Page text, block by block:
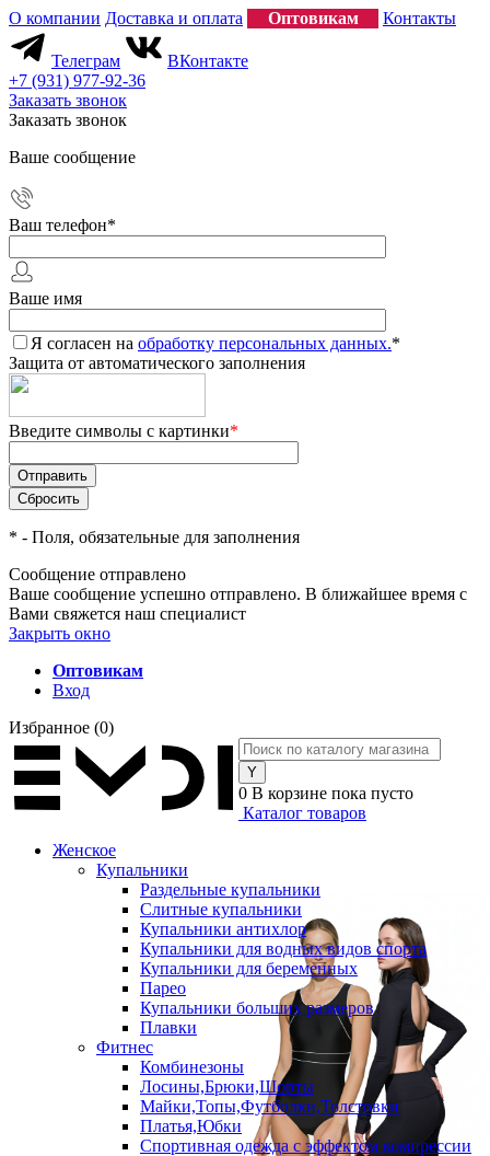
О компании Доставка и оплата Оптовикам Контакты
Телеграм
ВКонтакте
+7 (931) 977-92-36
Заказать звонок
Заказать звонок
Ваше сообщение
Ваш телефон*
Ваше имя
Я согласен на обработку персональных данных.*
Защита от автоматического заполнения
Введите символы с картинки*
* - Поля, обязательные для заполнения
Сообщение отправлено
Ваше сообщение успешно отправлено. В ближайшее время с
Вами свяжется наш специалист
Закрыть окно
Оптовикам
Вход
Избранное (0)
0 В корзине пока пусто
Каталог товаров
Женское
Купальники
Раздельные купальники
Слитные купальники
Купальники антихлор
Купальники для водных видов спорта
Купальники для беременных
Парео
Купальники больших размеров
Плавки
Фитнес
Комбинезоны
Лосины,Брюки,Шорты
Майки,Топы,Футболки,Толстовки
Платья,Юбки
Спортивная одежда с эффектом компрессии